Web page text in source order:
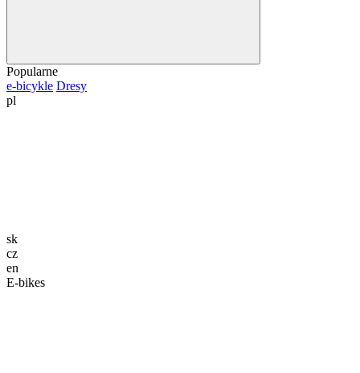
Popularne
e-bicykle Dresy
pl
sk
cz
en
E-bikes